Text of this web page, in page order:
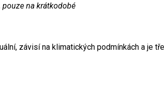
na krátkodobé
závisí na klimatických podmínkách a je